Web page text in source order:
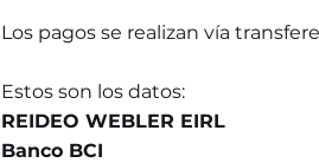
Los pagos se realizan vía
Estos son los datos:
REIDEO WEBLER EIRL
Banco BCI